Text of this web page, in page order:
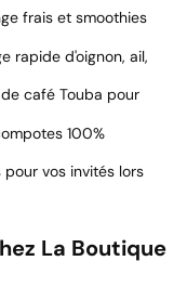
frais et smoothies
rapide d'oignon, ail,
café Touba pour
100%
pour vos invités lors
La Boutique